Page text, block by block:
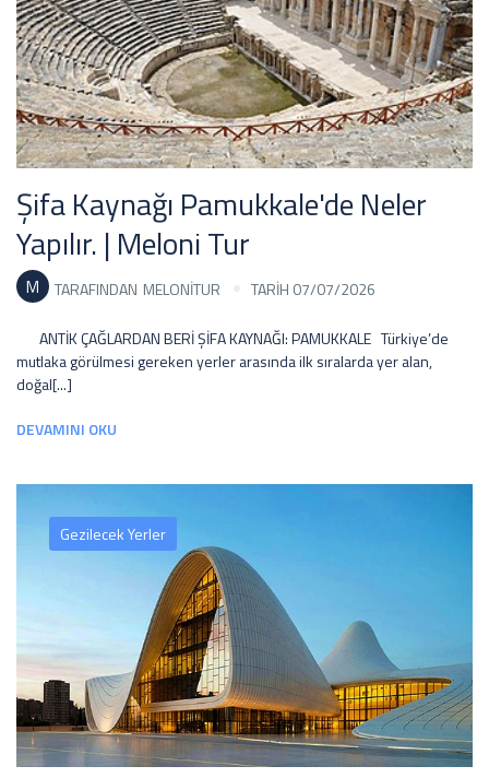
Şifa Kaynağı Pamukkale'de Neler
Yapılır. | Meloni Tur
M TARAFINDAN MELONITUR TARİH 07/07/2026
ANTİK ÇAĞLARDAN BERİ ŞİFA KAYNAĞI: PAMUKKALE Türkiye’de
mutlaka görülmesi gereken yerler arasında ilk sıralarda yer alan,
doğal[...]
DEVAMINI OKU
Gezilecek Yerler